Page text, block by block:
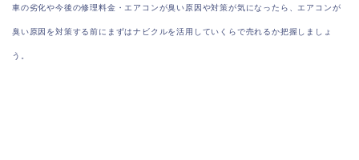
車の劣化や今後の修理料金・エアコンが臭い原因や対策が気になったら、エアコンが
臭い原因を対策する前にまずはナビクルを活用していくらで売れるか把握しましょ
う。